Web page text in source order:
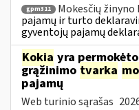
gpm311 Mokesčių
pajamų ir turto
gyventojų pajamų
Kokia yra
grąžinimo tvarka
pajamų
Web turinio sąrašas